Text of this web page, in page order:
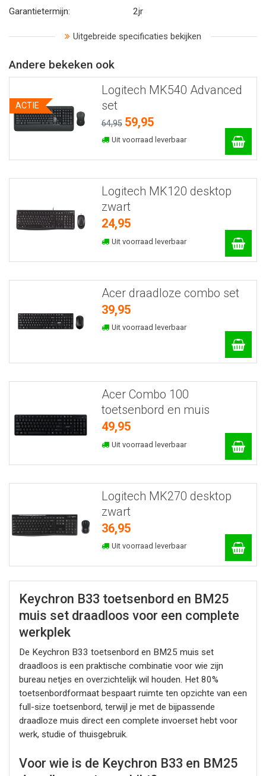
Garantietermijn:
2jr
Uitgebreide specificaties bekijken
Andere bekeken ook
Logitech MK540 Advanced
set
64,95 59,95
Uit voorraad leverbaar
ACTIE
Logitech MK120 desktop
zwart
24,95
Uit voorraad leverbaar
Acer draadloze combo set
39,95
Uit voorraad leverbaar
Acer Combo 100
toetsenbord en muis
49,95
Uit voorraad leverbaar
Logitech MK270 desktop
zwart
36,95
Uit voorraad leverbaar
Keychron B33 toetsenbord en BM25
muis set draadloos voor een complete
werkplek
De Keychron B33 toetsenbord en BM25 muis set
draadloos is een praktische combinatie voor wie zijn
bureau netjes en overzichtelijk wil houden. Het 80%
toetsenbordformaat bespaart ruimte ten opzichte van een
full-size toetsenbord, terwijl je met de bijpassende
draadloze muis direct een complete invoerset hebt voor
werk, studie of thuisgebruik.
Voor wie is de Keychron B33 en BM25